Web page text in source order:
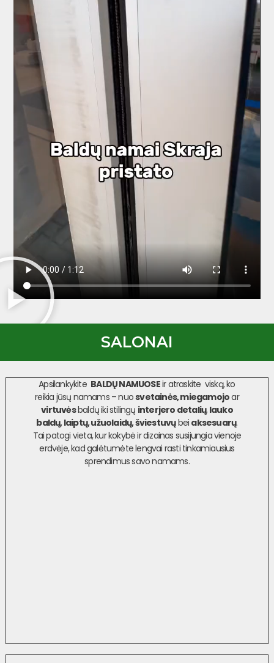
SALONAI
Apsilankykite BALDŲ NAMUOSEir atraskite viską, ko
reikia jūsų namams – nuosvetainės, miegamojoar
virtuvėsbaldų iki stilingų interjero detalių,lauko
baldų, laiptų, užuolaidų, šviestuvųbei aksesuarų.
Tai patogi vieta, kur kokybė ir dizainas susijungia vienoje
erdvėje, kad galėtumėte lengvai rasti tinkamiausius
sprendimus savo namams.